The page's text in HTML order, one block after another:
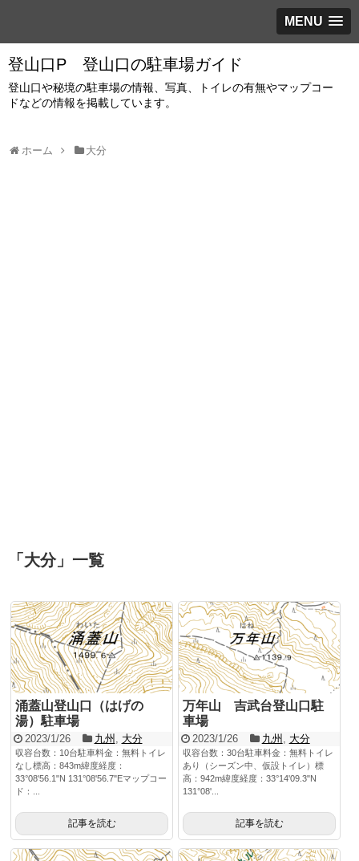
MENU
登山口P 登山口の駐車場ガイド
登山口や秘境の駐車場の情報、写真、トイレの有無やマップコー
ドなどの情報を掲載しています。
ホーム 大分
「 大分」 一覧
涌蓋山登山口（はげの
湯）駐車場
2023/1/26 九州 大分
収容台数：10台駐車料金：無料トイレ
なし標高：843m緯度経度：
33°08'56.1"N 131°08'56.7"Eマップコー
ド：...
記事を読む
万年山 吉武台登山口駐
車場
2023/1/26 九州 大分
収容台数：30台駐車料金：無料トイレ
あり（シーズン中、仮設トイレ）標
高：942m緯度経度：33°14'09.3"N
131°08'...
記事を読む